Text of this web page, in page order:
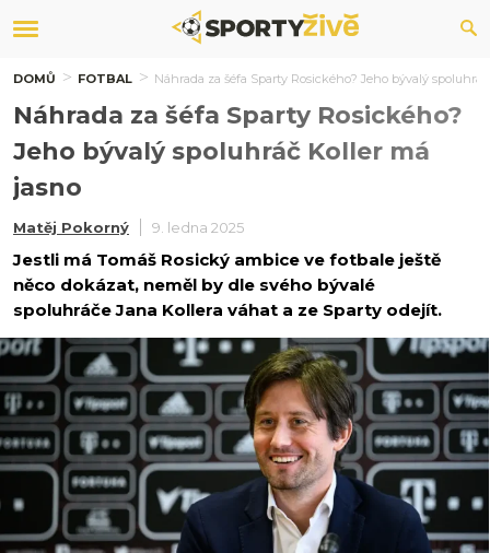
DOMŮ FOTBAL Náhrada za šéfa Sparty Rosického? Jeho bývalý
Náhrada za šéfa Sparty Rosického?
Jeho bývalý spoluhráč Koller má
jasno
Matěj Pokorný 9. ledna 2025
Jestli má Tomáš Rosický ambice ve fotbale ještě
něco dokázat, neměl by dle svého bývalé
spoluhráče Jana Kollera váhat a ze Sparty odejít.